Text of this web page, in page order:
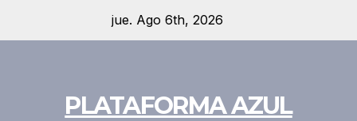
jue. Ago 6th, 2026
PLATAFORMA AZUL